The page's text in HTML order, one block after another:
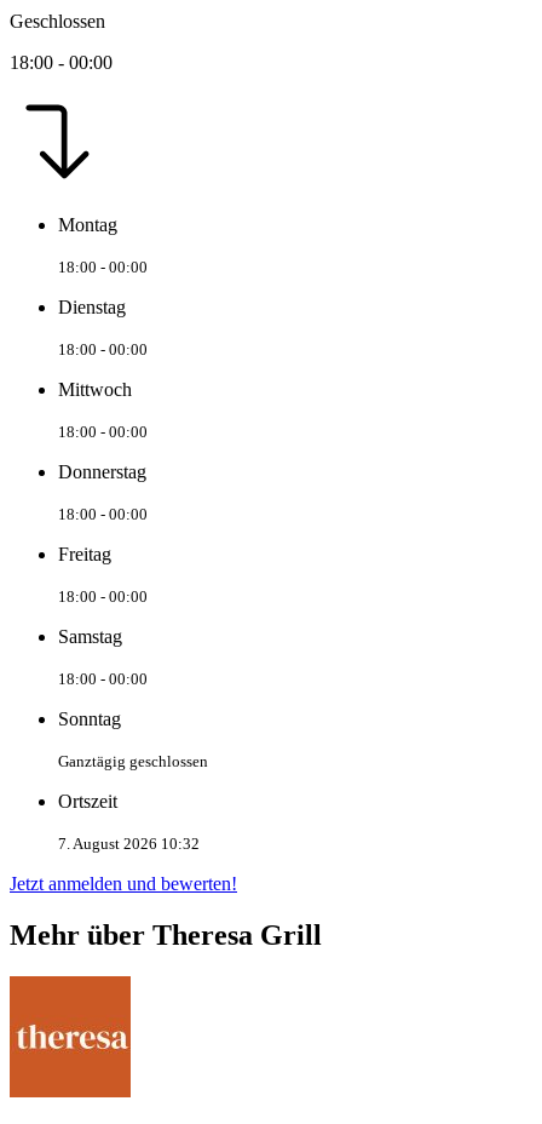
Geschlossen
18:00 - 00:00
Montag
18:00 - 00:00
Dienstag
18:00 - 00:00
Mittwoch
18:00 - 00:00
Donnerstag
18:00 - 00:00
Freitag
18:00 - 00:00
Samstag
18:00 - 00:00
Sonntag
Ganztägig geschlossen
Ortszeit
7. August 2026 10:32
Jetzt anmelden und bewerten!
Mehr über Theresa Grill